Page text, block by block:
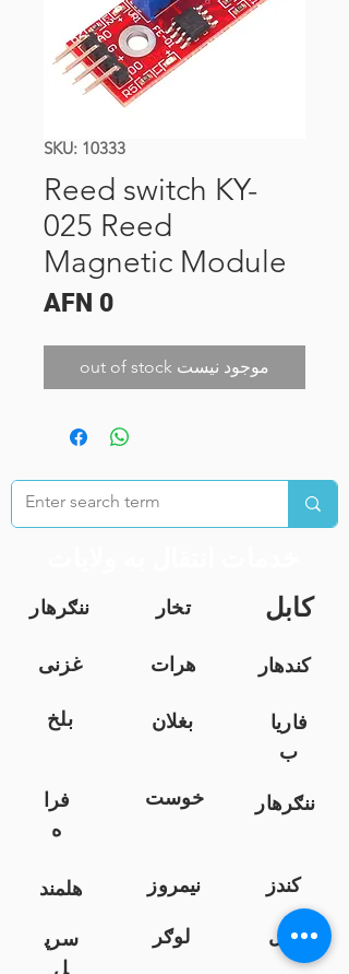
SKU: 10333
Reed switch KY-
025 Reed
Magnetic Module
AFN 0Price
out of stock موجود نیست
ننګرهار تخار کابل
غزنی هرات
کندهار
بلخ
بغلان
فاریا
ب
فرا
ه
خوست ننګرهار
هلمند نیمروز
کندز
سرپ
ل
لوګر زابل